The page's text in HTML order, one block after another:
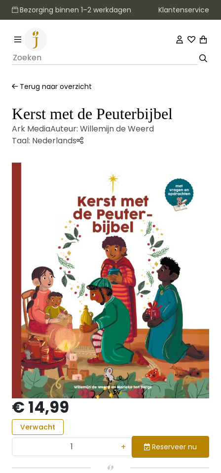
Bezorging binnen 1–2 werkdagen Klantenservice
Terug naar overzicht
Kerst met de Peuterbijbel
Ark MediaAuteur: Willemijn de Weerd
Taal: Nederlands
€ 14,99
Verwacht
+ Reserveer nu